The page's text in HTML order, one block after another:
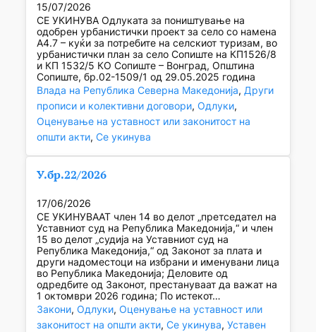
15/07/2026
СЕ УКИНУВА Одлуката за поништување на
одобрен урбанистички проект за село со намена
А4.7 – куќи за потребите на селскиот туризам, во
урбанистички план за село Сопиште на КП1526/8
и КП 1532/5 КО Сопиште – Вонград, Општина
Сопиште, бр.02-1509/1 од 29.05.2025 година
Влада на Република Северна Македонија, Други
прописи и колективни договори, Одлуки
Оценување на уставност или законитост на
општи акти, Се укинува
У.бр.22/2026
17/06/2026
СЕ УКИНУВААТ член 14 во делот „претседател на
Уставниот суд на Република Македонија,“ и член
15 во делот „судија на Уставниот суд на
Република Македонија,“ од Законот за плата и
други надоместоци на избрани и именувани лица
во Република Македонија; Деловите од
одредбите од Законот, престануваат да важат на
1 октомври 2026 година; По истекот…
Закони, Одлуки, Оценување на уставност или
законитост на општи акти, Се укинува, Уставен